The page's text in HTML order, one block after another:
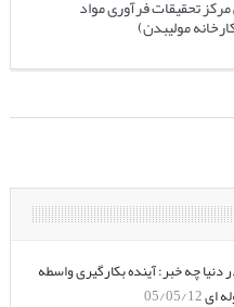
تحقیقات فرآوری مواد
مولیبدن)
چه خبر: آینده بکارگیری واسطه
ای05/05/12